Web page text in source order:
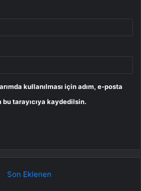
kullanılması için adım, e-posta
tarayıcıya kaydedilsin.
Son Eklenen